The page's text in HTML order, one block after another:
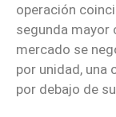
operación
segunda
mercado se
por unidad, una
por debajo de